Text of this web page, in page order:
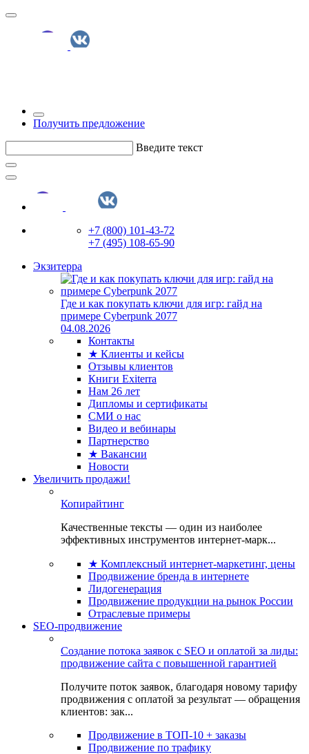
Получить предложение
Введите текст
+7 (800) 101-43-72
+7 (495) 108-65-90
Экзитерра
Где и как покупать ключи для игр: гайд на
примере Cyberpunk 2077
04.08.2026
Контакты
★ Клиенты и кейсы
Отзывы клиентов
Книги Exiterra
Нам 26 лет
Дипломы и сертификаты
СМИ о нас
Видео и вебинары
Партнерство
★ Вакансии
Новости
Увеличить продажи!
Копирайтинг
Качественные тексты — один из наиболее
эффективных инструментов интернет-марк...
★ Комплексный интернет-маркетинг, цены
Продвижение бренда в интернете
Лидогенерация
Продвижение продукции на рынок России
Отраслевые примеры
SEO-продвижение
Создание потока заявок с SEO и оплатой за лиды:
продвижение сайта с повышенной гарантией
Получите поток заявок, благодаря новому тарифу
продвижения с оплатой за результат — обращения
клиентов: зак...
Продвижение в ТОП-10 + заказы
Продвижение по трафику